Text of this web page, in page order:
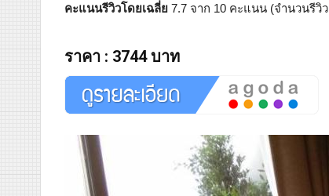
คะแนนรีวิวโดยเฉลี่ย 7.7 จาก 10 คะแนน (จำนวนรีวิว
ราคา : 3744 บาท